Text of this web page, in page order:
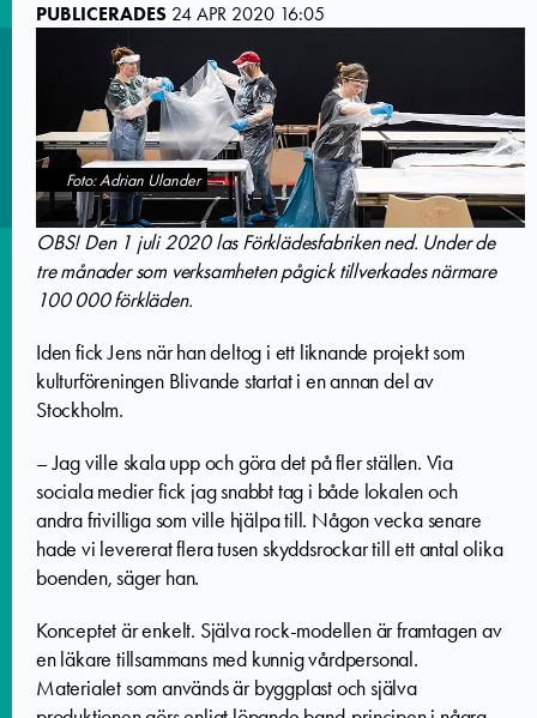
PUBLICERADES 24 APR 2020 16:05
Foto: Adrian Ulander
OBS! Den 1 juli 2020 las Förklädesfabriken ned. Under de
tre månader som verksamheten pågick tillverkades närmare
100 000 förkläden.
Iden fick Jens när han deltog i ett liknande projekt som
kulturföreningen Blivande startat i en annan del av
Stockholm.
–Jag ville skala upp och göra det på fler ställen. Via
sociala medier fick jag snabbt tag i både lokalen och
andra frivilliga som ville hjälpa till. Någon vecka senare
hade vi levererat flera tusen skyddsrockar till ett antal olika
boenden, säger han.
Konceptet är enkelt. Själva rock-modellen är framtagen av
en läkare tillsammans med kunnig vårdpersonal.
Materialet som används är byggplast och själva